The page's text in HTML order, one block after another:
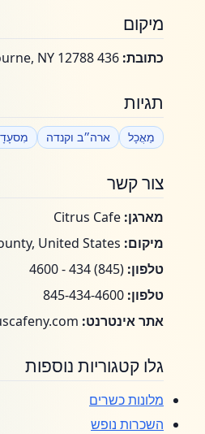
מיקום
כתובת:
תגיות
מַאֲכָל ארה״ב וקנדה
צור קשר
מארגן:
מיקום:
טלפון: (845) 434 - 4600
טלפון:
אתר אינטרנט:
גלו קטגוריות נוספות
מלונות כשרים
השכרות נופש